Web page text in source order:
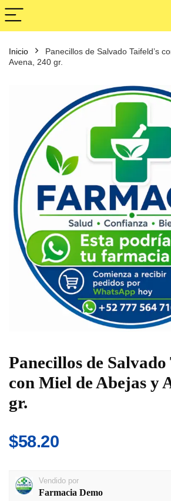
Inicio
Panecillos de Salvado Taifeld’s
Avena, 240 gr.
Panecillos de Salvado
con Miel de Abejas y
gr.
$58.20
Vendido por
Farmacia Demo